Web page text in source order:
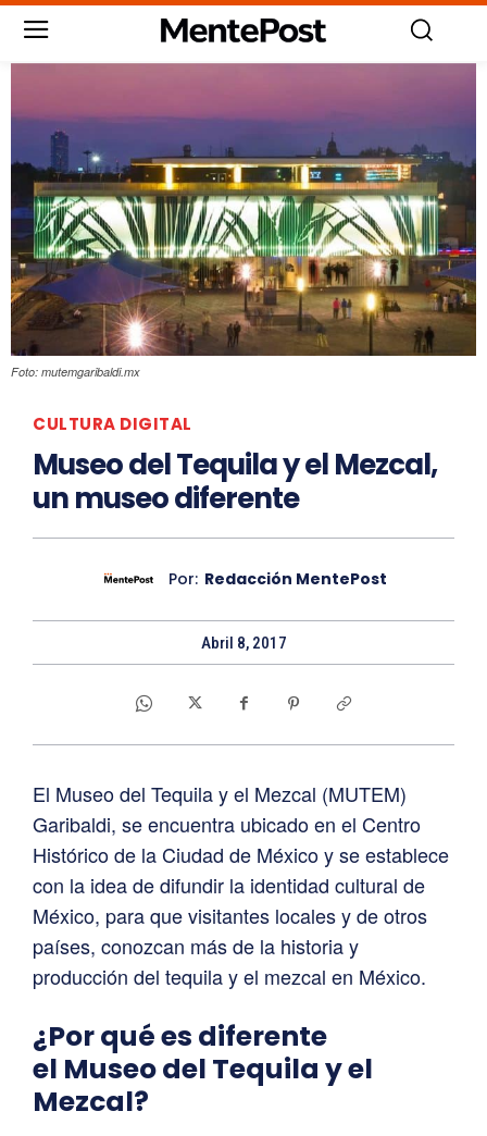
Foto: mutemgaribaldi.mx
CULTURA DIGITAL
Museo del Tequila y el Mezcal,
un museo diferente
Por: Redacción MentePost
Abril 8, 2017
El Museo del Tequila y el Mezcal (MUTEM)
Garibaldi, se encuentra ubicado en el Centro
Histórico de la Ciudad de México y se establece
con la idea de difundir la identidad cultural de
México, para que visitantes locales y de otros
países, conozcan más de la historia y
producción del tequila y el mezcal en México.
¿Por qué es diferente
el Museo del Tequila y el
Mezcal?